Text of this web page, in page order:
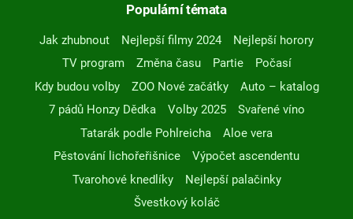
Populární témata
Jak zhubnout Nejlepší filmy 2024
Nejlepší horory
TV program
Změna času Partie
Počasí
Kdy budou volby
ZOO Nové začátky
Auto – katalog
7 pádů Honzy Dědka
Volby 2025
Svařené víno
Tatarák podle Pohlreicha
Aloe vera
Pěstování lichořeřišnice
Výpočet ascendentu
Tvarohové knedlíky
Nejlepší palačinky
Švestkový koláč